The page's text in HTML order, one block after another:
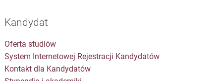
Kandydat
Oferta studiów
System Internetowej Rejestracji Kandydatów
Kontakt dla Kandydatów